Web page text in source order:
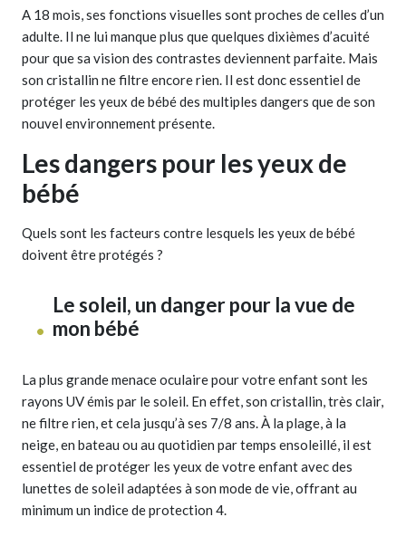
A 18 mois, ses fonctions visuelles sont proches de celles d’un
adulte. Il ne lui manque plus que quelques dixièmes d’acuité
pour que sa vision des contrastes deviennent parfaite. Mais
son cristallin ne filtre encore rien. Il est donc essentiel de
protéger les yeux de bébé des multiples dangers que de son
nouvel environnement présente.
Les dangers pour les yeux de
bébé
Quels sont les facteurs contre lesquels les yeux de bébé
doivent être protégés ?
Le soleil, un danger pour la vue de
mon bébé
La plus grande menace oculaire pour votre enfant sont les
rayons UV émis par le soleil. En effet, son cristallin, très clair,
ne filtre rien, et cela jusqu’à ses 7/8 ans. À la plage, à la
neige, en bateau ou au quotidien par temps ensoleillé, il est
essentiel de protéger les yeux de votre enfant avec des
lunettes de soleil adaptées à son mode de vie, offrant au
minimum un indice de protection 4.